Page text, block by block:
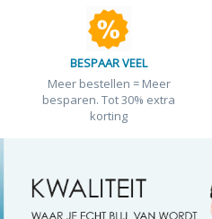
BESPAAR VEEL
Meer bestellen = Meer
besparen. Tot 30% extra
korting